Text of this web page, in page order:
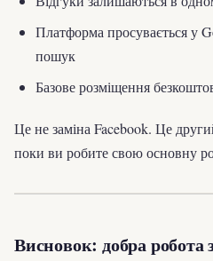
Платформа просувається у
пошук
Базове розміщення
Це не заміна Facebook. Це
поки ви робите свою основну
Висновок: добра робота